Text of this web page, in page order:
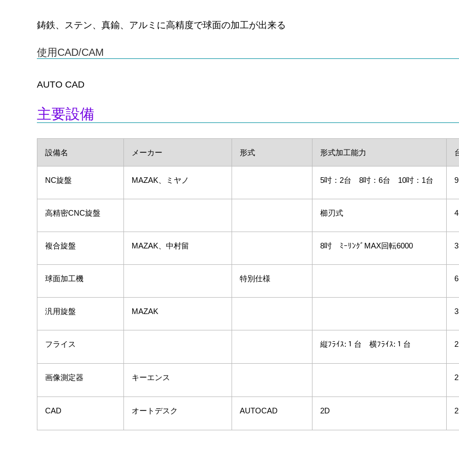
鋳鉄、ステン、真鍮、アルミに高精度で球面の加工が出来る
使用CAD/CAM
AUTO CAD
主要設備
設備名 メーカー 形式 形式加工能力
NC旋盤 MAZAK、ミヤノ 5吋：2台 8吋：6台 10吋：1台 9
高精密CNC旋盤 櫛刃式 4
複合旋盤 MAZAK、中村留 8吋 ﾐｰﾘﾝｸﾞMAX回転6000 3
球面加工機 特別仕様 6
汎用旋盤 MAZAK 3
フライス 縦ﾌﾗｲｽ:１台 横ﾌﾗｲｽ:１台 2
画像測定器 キーエンス 2
CAD オートデスク AUTOCAD 2D 2